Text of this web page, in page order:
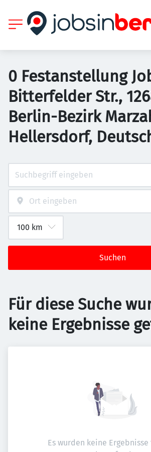
0 Festanstellung
Bitterfelder Str.,
Berlin-Bezirk
Hellersdorf,
Suchen
Für diese Suche
keine Ergebnisse
Es wurden keine